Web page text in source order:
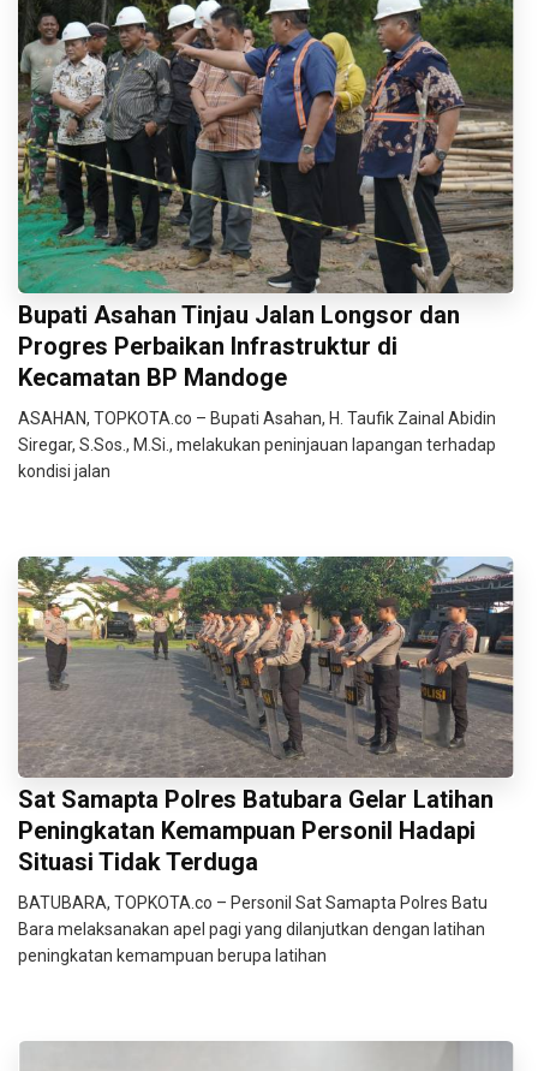
Bupati Asahan Tinjau Jalan Longsor dan
Progres Perbaikan Infrastruktur di
Kecamatan BP Mandoge
ASAHAN, TOPKOTA.co – Bupati Asahan, H. Taufik Zainal Abidin
Siregar, S.Sos., M.Si., melakukan peninjauan lapangan terhadap
kondisi jalan
Sat Samapta Polres Batubara Gelar Latihan
Peningkatan Kemampuan Personil Hadapi
Situasi Tidak Terduga
BATUBARA, TOPKOTA.co – Personil Sat Samapta Polres Batu
Bara melaksanakan apel pagi yang dilanjutkan dengan latihan
peningkatan kemampuan berupa latihan